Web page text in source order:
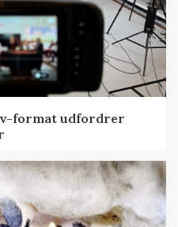
format udfordrer